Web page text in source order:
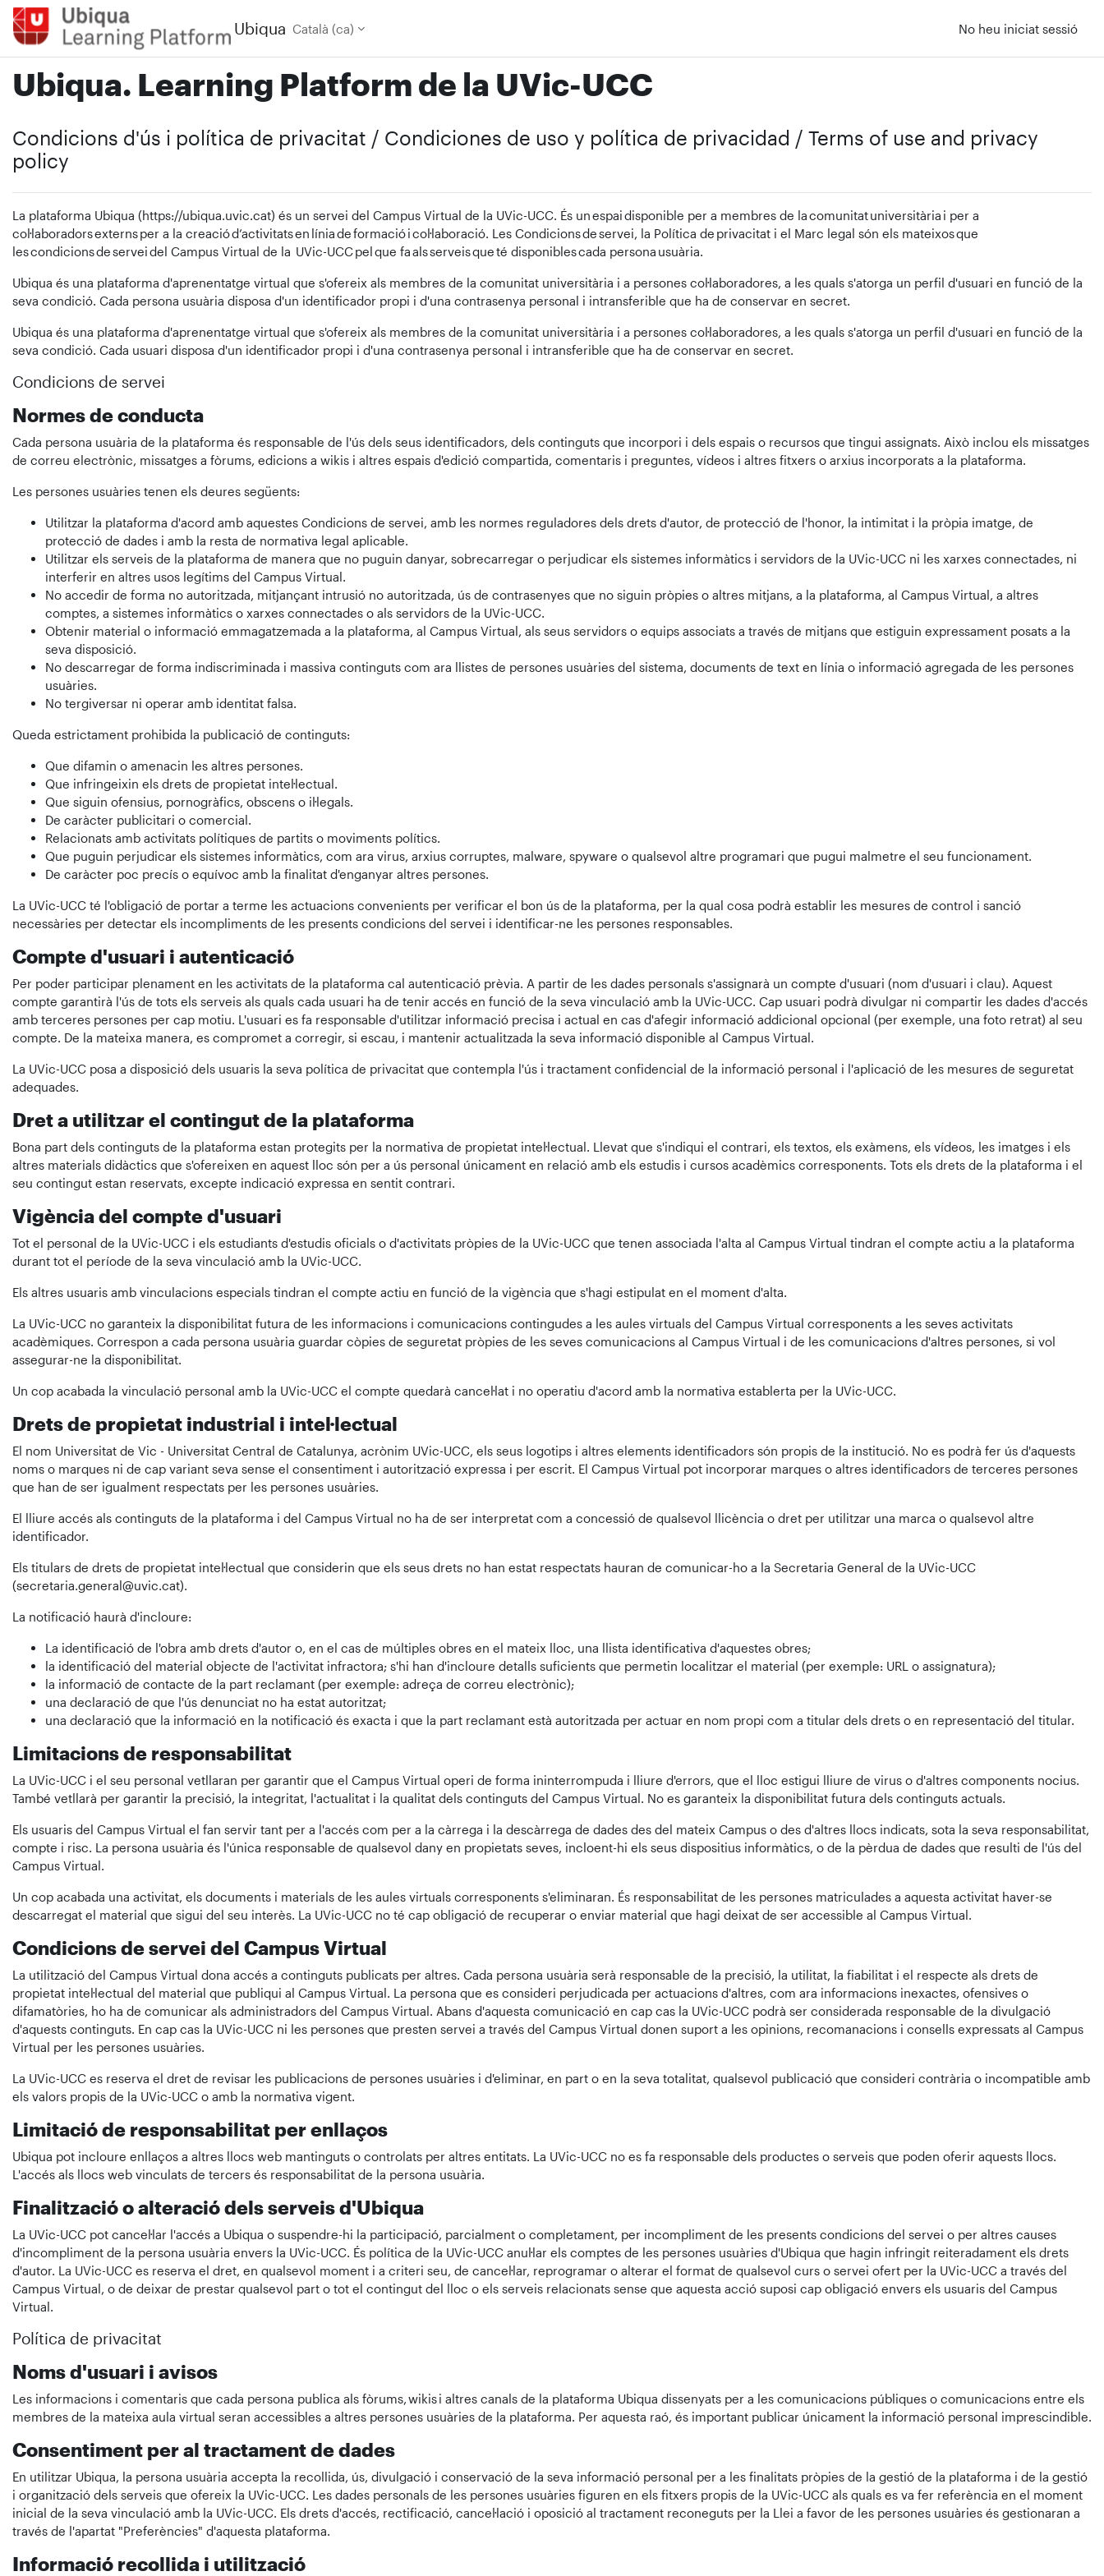
Ves al contingut principal
Ubiqua Català ‎(ca)‎ No heu iniciat sessió
Ubiqua. Learning Platform de la UVic-UCC
Condicions d'ús i política de privacitat / Condiciones de uso y política de privacidad / Terms of use and privacy
policy
La plataforma Ubiqua (https://ubiqua.uvic.cat) és un servei del Campus Virtual de la UVic-UCC. És un espai disponible per a membres de la comunitat universitària i per a
col·laboradors externs per a la creació d’activitats en línia de formació i col·laboració. Les Condicions de servei, la Política de privacitat i el Marc legal són els mateixos que
les condicions de servei del Campus Virtual de la UVic-UCC pel que fa als serveis que té disponibles cada persona usuària.
Ubiqua és una plataforma d'aprenentatge virtual que s'ofereix als membres de la comunitat universitària i a persones col·laboradores, a les quals s'atorga un perfil d'usuari en funció de la
seva condició. Cada persona usuària disposa d'un identificador propi i d'una contrasenya personal i intransferible que ha de conservar en secret.
Ubiqua és una plataforma d'aprenentatge virtual que s'ofereix als membres de la comunitat universitària i a persones col·laboradores, a les quals s'atorga un perfil d'usuari en funció de la
seva condició. Cada usuari disposa d'un identificador propi i d'una contrasenya personal i intransferible que ha de conservar en secret.
Condicions de servei
Normes de conducta
Cada persona usuària de la plataforma és responsable de l'ús dels seus identificadors, dels continguts que incorpori i dels espais o recursos que tingui assignats. Això inclou els missatges
de correu electrònic, missatges a fòrums, edicions a wikis i altres espais d'edició compartida, comentaris i preguntes, vídeos i altres fitxers o arxius incorporats a la plataforma.
Les persones usuàries tenen els deures següents:
Utilitzar la plataforma d'acord amb aquestes Condicions de servei, amb les normes reguladores dels drets d'autor, de protecció de l'honor, la intimitat i la pròpia imatge, de
protecció de dades i amb la resta de normativa legal aplicable.
Utilitzar els serveis de la plataforma de manera que no puguin danyar, sobrecarregar o perjudicar els sistemes informàtics i servidors de la UVic-UCC ni les xarxes connectades, ni
interferir en altres usos legítims del Campus Virtual.
No accedir de forma no autoritzada, mitjançant intrusió no autoritzada, ús de contrasenyes que no siguin pròpies o altres mitjans, a la plataforma, al Campus Virtual, a altres
comptes, a sistemes informàtics o xarxes connectades o als servidors de la UVic-UCC.
Obtenir material o informació emmagatzemada a la plataforma, al Campus Virtual, als seus servidors o equips associats a través de mitjans que estiguin expressament posats a la
seva disposició.
No descarregar de forma indiscriminada i massiva continguts com ara llistes de persones usuàries del sistema, documents de text en línia o informació agregada de les persones
usuàries.
No tergiversar ni operar amb identitat falsa.
Queda estrictament prohibida la publicació de continguts:
Que difamin o amenacin les altres persones.
Que infringeixin els drets de propietat intel·lectual.
Que siguin ofensius, pornogràfics, obscens o il·legals.
De caràcter publicitari o comercial.
Relacionats amb activitats polítiques de partits o moviments polítics.
Que puguin perjudicar els sistemes informàtics, com ara virus, arxius corruptes, malware, spyware o qualsevol altre programari que pugui malmetre el seu funcionament.
De caràcter poc precís o equívoc amb la finalitat d'enganyar altres persones.
La UVic-UCC té l'obligació de portar a terme les actuacions convenients per verificar el bon ús de la plataforma, per la qual cosa podrà establir les mesures de control i sanció
necessàries per detectar els incompliments de les presents condicions del servei i identificar-ne les persones responsables.
Compte d'usuari i autenticació
Per poder participar plenament en les activitats de la plataforma cal autenticació prèvia. A partir de les dades personals s'assignarà un compte d'usuari (nom d'usuari i clau). Aquest
compte garantirà l'ús de tots els serveis als quals cada usuari ha de tenir accés en funció de la seva vinculació amb la UVic-UCC. Cap usuari podrà divulgar ni compartir les dades d'accés
amb terceres persones per cap motiu. L'usuari es fa responsable d'utilitzar informació precisa i actual en cas d'afegir informació addicional opcional (per exemple, una foto retrat) al seu
compte. De la mateixa manera, es compromet a corregir, si escau, i mantenir actualitzada la seva informació disponible al Campus Virtual.
La UVic-UCC posa a disposició dels usuaris la seva política de privacitat que contempla l'ús i tractament confidencial de la informació personal i l'aplicació de les mesures de seguretat
adequades.
Dret a utilitzar el contingut de la plataforma
Bona part dels continguts de la plataforma estan protegits per la normativa de propietat intel·lectual. Llevat que s'indiqui el contrari, els textos, els exàmens, els vídeos, les imatges i els
altres materials didàctics que s'ofereixen en aquest lloc són per a ús personal únicament en relació amb els estudis i cursos acadèmics corresponents. Tots els drets de la plataforma i el
seu contingut estan reservats, excepte indicació expressa en sentit contrari.
Vigència del compte d'usuari
Tot el personal de la UVic-UCC i els estudiants d'estudis oficials o d'activitats pròpies de la UVic-UCC que tenen associada l'alta al Campus Virtual tindran el compte actiu a la plataforma
durant tot el període de la seva vinculació amb la UVic-UCC.
Els altres usuaris amb vinculacions especials tindran el compte actiu en funció de la vigència que s'hagi estipulat en el moment d'alta.
La UVic-UCC no garanteix la disponibilitat futura de les informacions i comunicacions contingudes a les aules virtuals del Campus Virtual corresponents a les seves activitats
acadèmiques. Correspon a cada persona usuària guardar còpies de seguretat pròpies de les seves comunicacions al Campus Virtual i de les comunicacions d'altres persones, si vol
assegurar-ne la disponibilitat.
Un cop acabada la vinculació personal amb la UVic-UCC el compte quedarà cancel·lat i no operatiu d'acord amb la normativa establerta per la UVic-UCC.
Drets de propietat industrial i intel·lectual
El nom Universitat de Vic - Universitat Central de Catalunya, acrònim UVic-UCC, els seus logotips i altres elements identificadors són propis de la institució. No es podrà fer ús d'aquests
noms o marques ni de cap variant seva sense el consentiment i autorització expressa i per escrit. El Campus Virtual pot incorporar marques o altres identificadors de terceres persones
que han de ser igualment respectats per les persones usuàries.
El lliure accés als continguts de la plataforma i del Campus Virtual no ha de ser interpretat com a concessió de qualsevol llicència o dret per utilitzar una marca o qualsevol altre
identificador.
Els titulars de drets de propietat intel·lectual que considerin que els seus drets no han estat respectats hauran de comunicar-ho a la Secretaria General de la UVic-UCC
(secretaria.general@uvic.cat).
La notificació haurà d'incloure:
La identificació de l'obra amb drets d'autor o, en el cas de múltiples obres en el mateix lloc, una llista identificativa d'aquestes obres;
la identificació del material objecte de l'activitat infractora; s'hi han d'incloure detalls suficients que permetin localitzar el material (per exemple: URL o assignatura);
la informació de contacte de la part reclamant (per exemple: adreça de correu electrònic);
una declaració de que l'ús denunciat no ha estat autoritzat;
una declaració que la informació en la notificació és exacta i que la part reclamant està autoritzada per actuar en nom propi com a titular dels drets o en representació del titular.
Limitacions de responsabilitat
La UVic-UCC i el seu personal vetllaran per garantir que el Campus Virtual operi de forma ininterrompuda i lliure d'errors, que el lloc estigui lliure de virus o d'altres components nocius.
També vetllarà per garantir la precisió, la integritat, l'actualitat i la qualitat dels continguts del Campus Virtual. No es garanteix la disponibilitat futura dels continguts actuals.
Els usuaris del Campus Virtual el fan servir tant per a l'accés com per a la càrrega i la descàrrega de dades des del mateix Campus o des d'altres llocs indicats, sota la seva responsabilitat,
compte i risc. La persona usuària és l'única responsable de qualsevol dany en propietats seves, incloent-hi els seus dispositius informàtics, o de la pèrdua de dades que resulti de l'ús del
Campus Virtual.
Un cop acabada una activitat, els documents i materials de les aules virtuals corresponents s'eliminaran. És responsabilitat de les persones matriculades a aquesta activitat haver-se
descarregat el material que sigui del seu interès. La UVic-UCC no té cap obligació de recuperar o enviar material que hagi deixat de ser accessible al Campus Virtual.
Condicions de servei del Campus Virtual
La utilització del Campus Virtual dona accés a continguts publicats per altres. Cada persona usuària serà responsable de la precisió, la utilitat, la fiabilitat i el respecte als drets de
propietat intel·lectual del material que publiqui al Campus Virtual. La persona que es consideri perjudicada per actuacions d'altres, com ara informacions inexactes, ofensives o
difamatòries, ho ha de comunicar als administradors del Campus Virtual. Abans d'aquesta comunicació en cap cas la UVic-UCC podrà ser considerada responsable de la divulgació
d'aquests continguts. En cap cas la UVic-UCC ni les persones que presten servei a través del Campus Virtual donen suport a les opinions, recomanacions i consells expressats al Campus
Virtual per les persones usuàries.
La UVic-UCC es reserva el dret de revisar les publicacions de persones usuàries i d'eliminar, en part o en la seva totalitat, qualsevol publicació que consideri contrària o incompatible amb
els valors propis de la UVic-UCC o amb la normativa vigent.
Limitació de responsabilitat per enllaços
Ubiqua pot incloure enllaços a altres llocs web mantinguts o controlats per altres entitats. La UVic-UCC no es fa responsable dels productes o serveis que poden oferir aquests llocs.
L'accés als llocs web vinculats de tercers és responsabilitat de la persona usuària.
Finalització o alteració dels serveis d'Ubiqua
La UVic-UCC pot cancel·lar l'accés a Ubiqua o suspendre-hi la participació, parcialment o completament, per incompliment de les presents condicions del servei o per altres causes
d'incompliment de la persona usuària envers la UVic-UCC. És política de la UVic-UCC anul·lar els comptes de les persones usuàries d'Ubiqua que hagin infringit reiteradament els drets
d'autor. La UVic-UCC es reserva el dret, en qualsevol moment i a criteri seu, de cancel·lar, reprogramar o alterar el format de qualsevol curs o servei ofert per la UVic-UCC a través del
Campus Virtual, o de deixar de prestar qualsevol part o tot el contingut del lloc o els serveis relacionats sense que aquesta acció suposi cap obligació envers els usuaris del Campus
Virtual.
Política de privacitat
Noms d'usuari i avisos
Les informacions i comentaris que cada persona publica als fòrums, wikis i altres canals de la plataforma Ubiqua dissenyats per a les comunicacions públiques o comunicacions entre els
membres de la mateixa aula virtual seran accessibles a altres persones usuàries de la plataforma. Per aquesta raó, és important publicar únicament la informació personal imprescindible.
Consentiment per al tractament de dades
En utilitzar Ubiqua, la persona usuària accepta la recollida, ús, divulgació i conservació de la seva informació personal per a les finalitats pròpies de la gestió de la plataforma i de la gestió
i organització dels serveis que ofereix la UVic-UCC. Les dades personals de les persones usuàries figuren en els fitxers propis de la UVic-UCC als quals es va fer referència en el moment
inicial de la seva vinculació amb la UVic-UCC. Els drets d'accés, rectificació, cancel·lació i oposició al tractament reconeguts per la Llei a favor de les persones usuàries és gestionaran a
través de l'apartat "Preferències" d'aquesta plataforma.
Informació recollida i utilització